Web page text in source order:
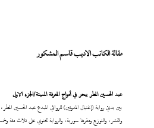
مقالة الكاتب الاديب قاسم المشكور
عبدالحسين المطر يبحر في أمواج المعرفة المميتة/الجزء الاول
بين يديّ رواية (إغتيال المدونين) للروائي المبدع عبد الحسين
والنشر، والتوزيع ومقرها سورية، والرواية تحتوي على ثلاث مئة